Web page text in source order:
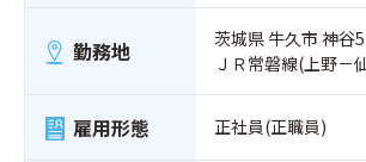
勤務地
茨城県 牛久市 神谷
ＪＲ常磐線(上野－
雇用形態 正社員(正職員)